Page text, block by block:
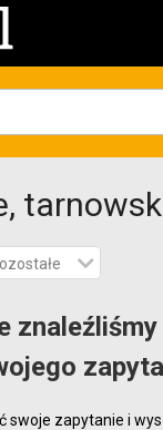
znaleźliśmy
swoje zapytanie i